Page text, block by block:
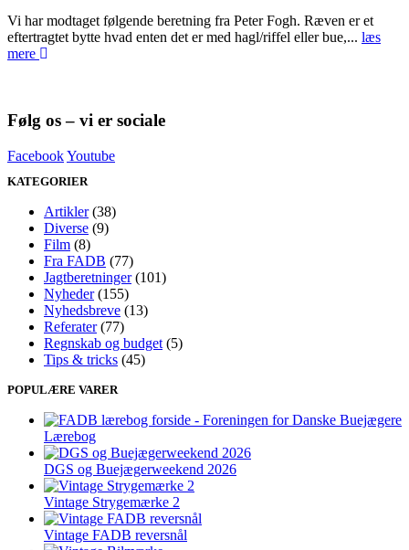
Vi har modtaget følgende beretning fra Peter Fogh. Ræven er et
eftertragtet bytte hvad enten det er med hagl/riffel eller bue,... læs
mere
Følg os – vi er sociale
FacebookYoutube
KATEGORIER
Artikler(38)
Diverse (9)
Film (8)
Fra FADB (77)
Jagtberetninger(101)
Nyheder(155)
Nyhedsbreve (13)
Referater(77)
Regnskab og budget (5)
Tips & tricks (45)
POPULÆRE VARER
Lærebog
DGS og Buejægerweekend 2026
Vintage Strygemærke 2
Vintage FADB reversnål